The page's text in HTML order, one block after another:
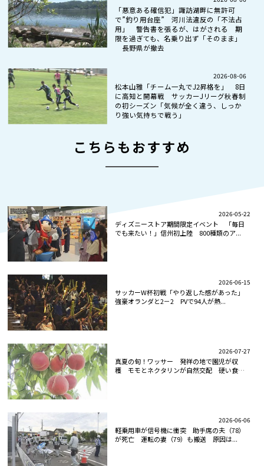
「悪意ある確信犯」諏訪湖畔に無許可
で”釣り用台座” 河川法違反の「不法占
用」 警告書を張るが、はがされる 期
限を過ぎても、名乗り出ず「そのまま」
長野県が撤去
2026-08-06
松本山雅「チーム一丸でJ2昇格を」 8日
に高知と開幕戦 サッカーJリーグ秋春制
の初シーズン「気候が全く違う、しっか
り強い気持ちで戦う」
こちらもおすすめ
2026-05-22
ディズニーストア期間限定イベント 「毎日
でも来たい！」信州初上陸 800種類のア...
2026-06-15
サッカーW杯初戦「やり返した感があった」
強豪オランダと2－2 PVで94人が熱...
2026-07-27
真夏の旬！ワッサー 発祥の地で園児が収
穫 モモとネクタリンが自然交配 硬い食感
2026-06-06
軽乗用車が信号機に衝突 助手席の夫（78）
が死亡 運転の妻（79）も搬送 原因は...